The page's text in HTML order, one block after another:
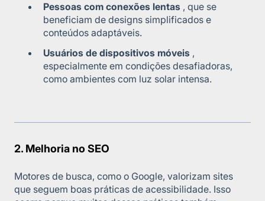
Pessoas com conexões lentas , que se
beneficiam de designs simplificados e
conteúdos adaptáveis.
Usuários de dispositivos móveis ,
especialmente em condições desafiadoras,
como ambientes com luz solar intensa.
2. Melhoria no SEO
Motores de busca, como o Google, valorizam sites
que seguem boas práticas de acessibilidade. Isso